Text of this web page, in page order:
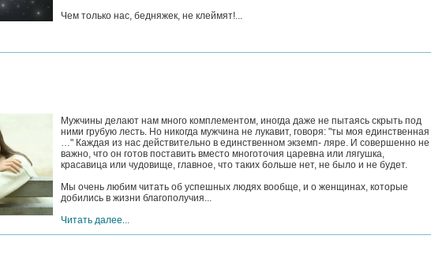
Чем только нас, бедняжек, не клеймят!...
Мужчины делают нам много комплементом, иногда даже не пытаясь скрыть под
ними грубую лесть. Но никогда мужчина не лукавит, говоря: "ты моя единственная
…" Каждая из нас действительно в единственном экземп- ляре. И совершенно не
важно, что он готов поставить вместо многоточия царевна или лягушка,
красавица или чудовище, главное, что таких больше нет, не было и не будет.
Мы очень любим читать об успешных людях вообще, и о женщинах, которые
добились в жизни благополучия...
Читать далее...